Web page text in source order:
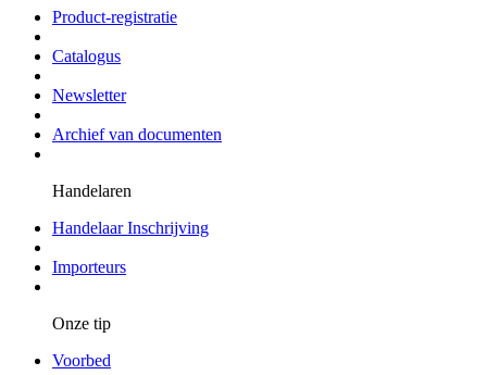
Product-registratie
Catalogus
Newsletter
Archief van documenten
Handelaren
Handelaar Inschrijving
Importeurs
Onze tip
Voorbed